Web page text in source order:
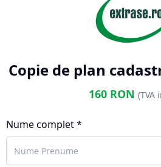
Copie de plan
160RON (TVA
Nume complet *